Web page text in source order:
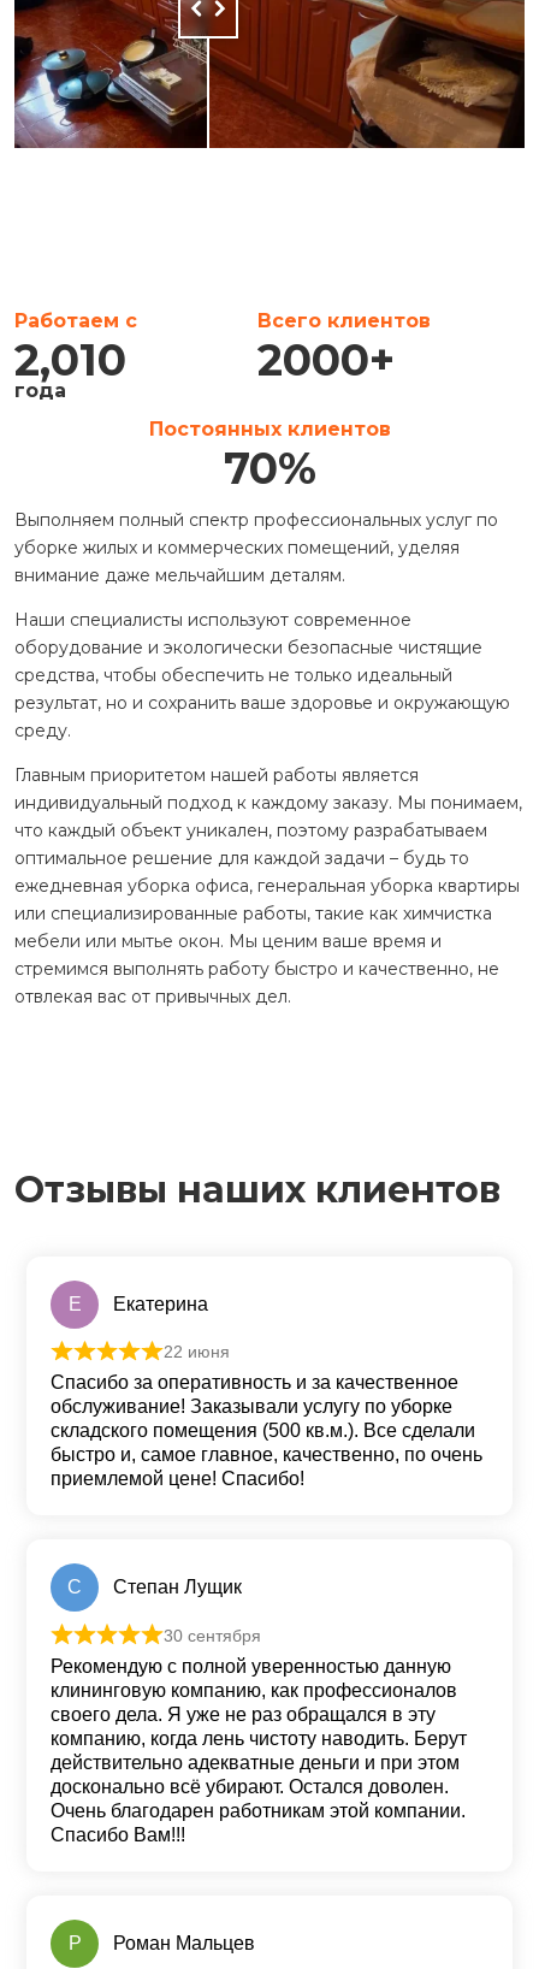
Работаем с
2,010
года
Всего клиентов
2000+
Постоянных клиентов
70%
Выполняем полный спектр профессиональных услуг по
уборке жилых и коммерческих помещений, уделяя
внимание даже мельчайшим деталям.
Наши специалисты используют современное
оборудование и экологически безопасные чистящие
средства, чтобы обеспечить не только идеальный
результат, но и сохранить ваше здоровье и окружающую
среду.
Главным приоритетом нашей работы является
индивидуальный подход к каждому заказу. Мы понимаем,
что каждый объект уникален, поэтому разрабатываем
оптимальное решение для каждой задачи – будь то
ежедневная уборка офиса, генеральная уборка квартиры
или специализированные работы, такие как химчистка
мебели или мытье окон. Мы ценим ваше время и
стремимся выполнять работу быстро и качественно, не
отвлекая вас от привычных дел.
Отзывы наших клиентов
Е Екатерина
Оценка
22 июня
Спасибо за оперативность и за качественное
обслуживание! Заказывали услугу по уборке
складского помещения (500 кв.м.). Все сделали
быстро и, самое главное, качественно, по очень
приемлемой цене! Спасибо!
С Степан Лущик
Оценка
30 сентября
Рекомендую с полной уверенностью данную
клининговую компанию, как профессионалов
своего дела. Я уже не раз обращался в эту
компанию, когда лень чистоту наводить. Берут
действительно адекватные деньги и при этом
досконально всё убирают. Остался доволен.
Очень благодарен работникам этой компании.
Спасибо Вам!!!
Р Роман Мальцев